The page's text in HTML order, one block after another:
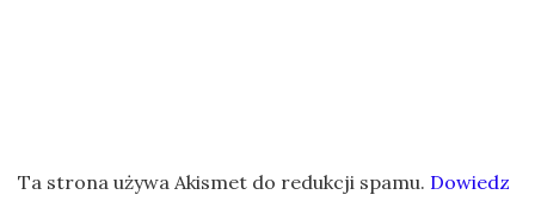
Ta strona używa Akismet do redukcji spamu. Dowiedz